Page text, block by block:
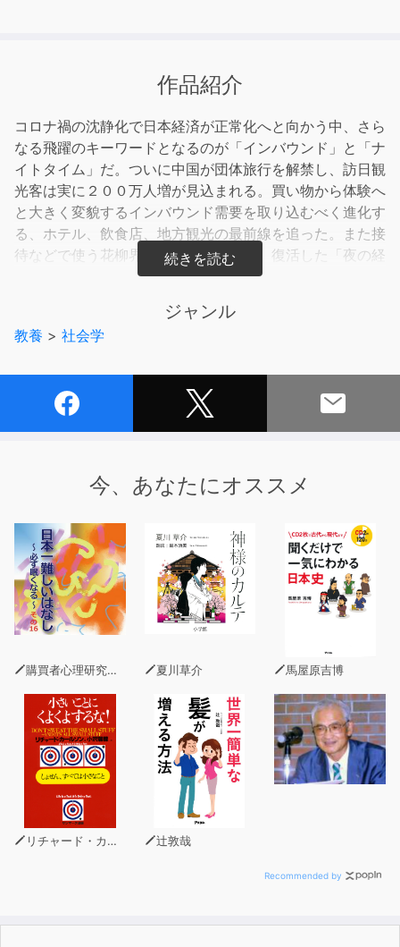
作品紹介
コロナ禍の沈静化で日本経済が正常化へと向かう中、さら
なる飛躍のキーワードとなるのが「インバウンド」と「ナ
イトタイム」だ。ついに中国が団体旅行を解禁し、訪日観
光客は実に２００万人増が見込まれる。買い物から体験へ
と大きく変貌するインバウンド需要を取り込むべく進化す
る、ホテル、飲食店、地方観光の最前線を追った。また接
待などで使う花柳界や高級クラブなど、復活した「夜の経
済」の知られざる実像にも追る。
本誌は『週刊東洋経済』２０２３年８月２６日号掲載の２
８ページ分を電子化したものです。情報は底本編集当時の
ジャンル
教養 > 社会学
今、あなたにオススメ
購買者心理研究所 株式会社モデンナ 顧問 青木幹和 夏川草介 馬屋原吉博
リチャード・カールソン 辻敦哉
Recommended by